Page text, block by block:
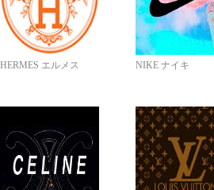
HERMES エルメス NIKE ナイキ